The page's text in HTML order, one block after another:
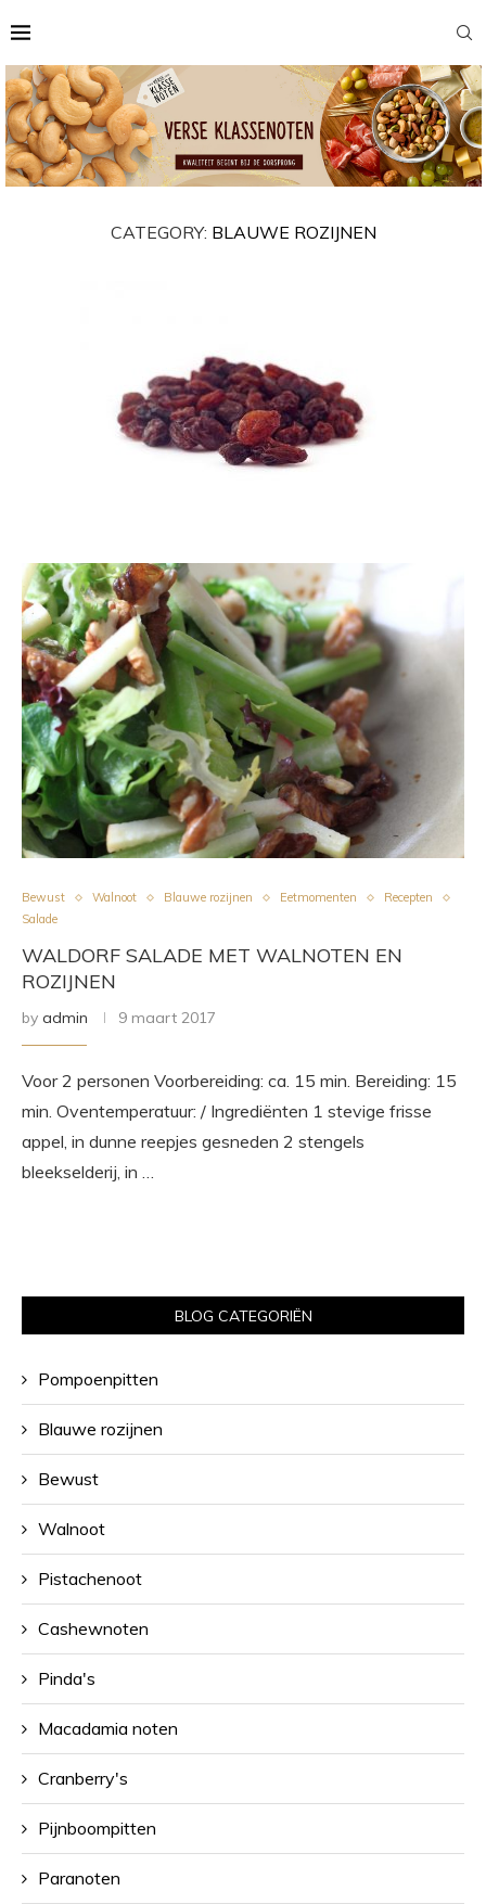
CATEGORY: BLAUWE ROZIJNEN
Bewust Walnoot Blauwe rozijnen Eetmomenten
Recepten
Salade
WALDORF SALADE MET WALNOTEN EN
ROZIJNEN
by admin 9 maart 2017
Voor 2 personen Voorbereiding: ca. 15 min. Bereiding: 15
min. Oventemperatuur: / Ingrediënten 1 stevige frisse
appel, in dunne reepjes gesneden 2 stengels
bleekselderij, in …
BLOG CATEGORIËN
Pompoenpitten
Blauwe rozijnen
Bewust
Walnoot
Pistachenoot
Cashewnoten
Pinda's
Macadamia noten
Cranberry's
Pijnboompitten
Paranoten